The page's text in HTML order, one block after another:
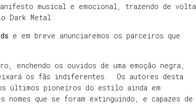
musical e emocional, trazendo de volta
Dark Metal.
e em breve anunciaremos os parceiros que
enchendo os ouvidos de uma emoção negra,
os fãs indiferentes. Os autores desta
últimos pioneiros do estilo ainda em
nomes que se foram extinguindo, e capazes de